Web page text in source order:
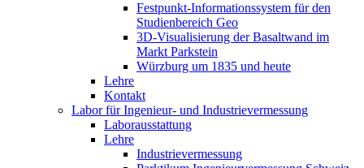
Festpunkt-Informationssystem für den
Studienbereich Geo
3D-Visualisierung der Basaltwand im
Markt Parkstein
Würzburg um 1835 und heute
Lehre
Kontakt
Labor für Ingenieur- und Industrievermessung
Laborausstattung
Lehre
Industrievermessung